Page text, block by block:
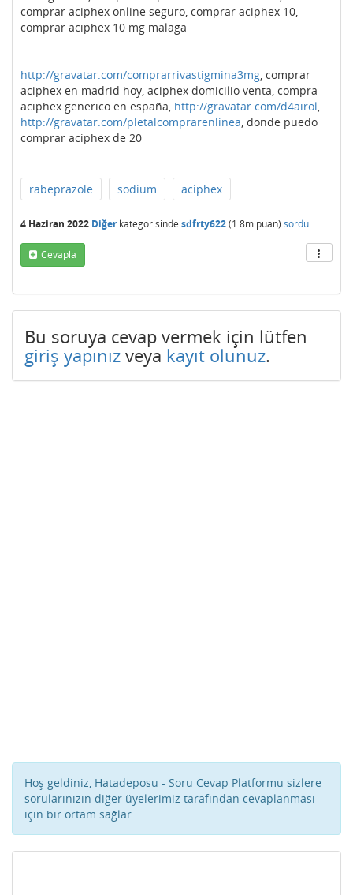
comprar aciphex online seguro, comprar aciphex 10,
comprar aciphex 10 mg malaga
http://gravatar.com/comprarrivastigmina3mg , comprar
aciphex en madrid hoy, aciphex domicilio venta, compra
aciphex generico en españa, http://gravatar.com/d4airol
http://gravatar.com/pletalcomprarenlinea , donde puedo
comprar aciphex de 20
rabeprazole sodium aciphex
4 Haziran 2022 Diğerkategorisinde sdfrty622(1.8m puan) sordu
Cevapla
Bu soruya cevap vermek için lütfen
giriş yapınız veya kayıt olunuz.
Hoş geldiniz, Hatadeposu - Soru Cevap Platformu sizlere
sorularınızın diğer üyelerimiz tarafından cevaplanması
için bir ortam sağlar.